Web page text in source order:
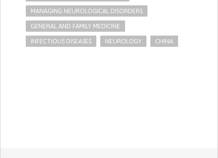
MANAGING NEUROLOGICAL DISORDERS
GENERAL AND FAMILY MEDICINE
INFECTIOUS DISEASES NEUROLOGY CHINA